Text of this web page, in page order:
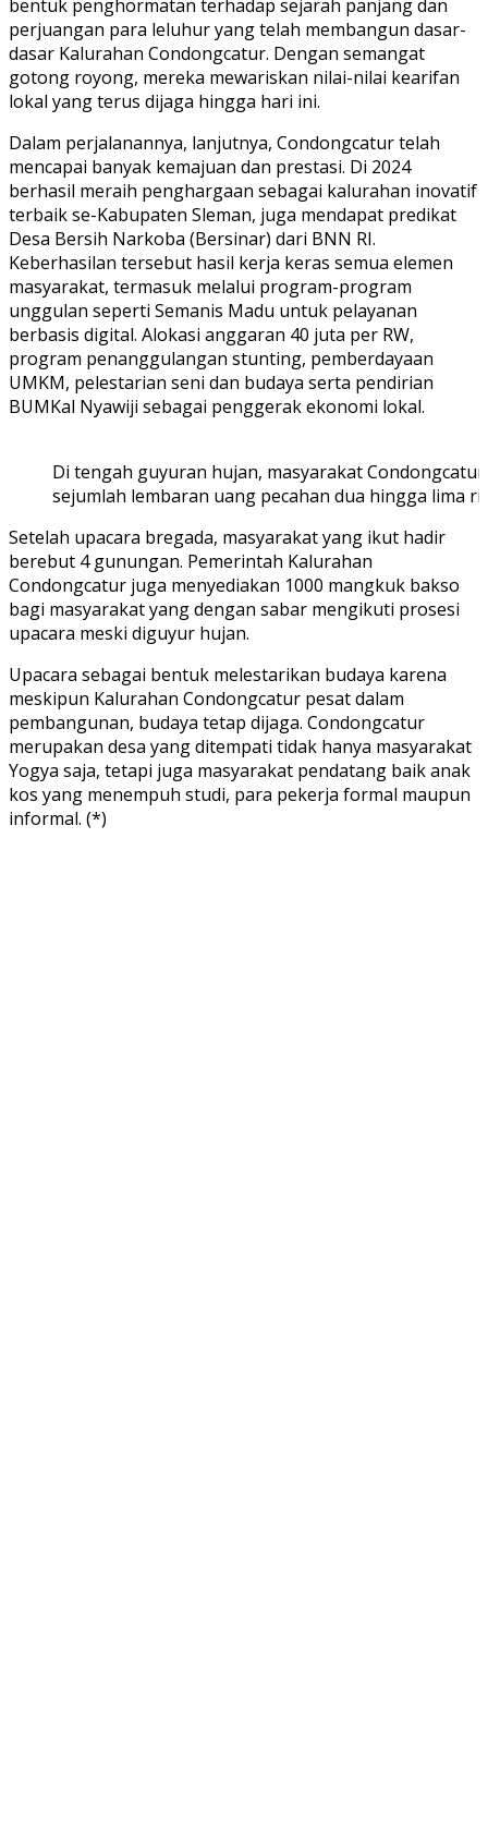
bentuk penghormatan terhadap sejarah panjang dan
perjuangan para leluhur yang telah membangun dasar-
dasar Kalurahan Condongcatur. Dengan semangat
gotong royong, mereka mewariskan nilai-nilai kearifan
lokal yang terus dijaga hingga hari ini.
Dalam perjalanannya, lanjutnya, Condongcatur telah
mencapai banyak kemajuan dan prestasi. Di 2024
berhasil meraih penghargaan sebagai kalurahan inovatif
terbaik se-Kabupaten Sleman, juga mendapat predikat
Desa Bersih Narkoba (Bersinar) dari BNN RI.
Keberhasilan tersebut hasil kerja keras semua elemen
masyarakat, termasuk melalui program-program
unggulan seperti Semanis Madu untuk pelayanan
berbasis digital. Alokasi anggaran 40 juta per RW,
program penanggulangan stunting, pemberdayaan
UMKM, pelestarian seni dan budaya serta pendirian
BUMKal Nyawiji sebagai penggerak ekonomi lokal.
Di tengah guyuran hujan, masyarakat
sejumlah lembaran uang pecahan dua hingga lima
Setelah upacara bregada, masyarakat yang ikut hadir
berebut 4 gunungan. Pemerintah Kalurahan
Condongcatur juga menyediakan 1000 mangkuk bakso
bagi masyarakat yang dengan sabar mengikuti prosesi
upacara meski diguyur hujan.
Upacara sebagai bentuk melestarikan budaya karena
meskipun Kalurahan Condongcatur pesat dalam
pembangunan, budaya tetap dijaga. Condongcatur
merupakan desa yang ditempati tidak hanya masyarakat
Yogya saja, tetapi juga masyarakat pendatang baik anak
kos yang menempuh studi, para pekerja formal maupun
informal. (*)